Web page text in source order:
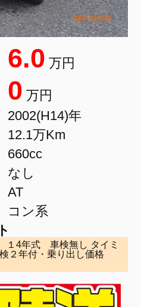
6.0 万円
0 万円
2002(H14)年
12.1万Km
660cc
なし
AT
コン系
4年式 車検無し タイミ
２年付・乗り出し価格